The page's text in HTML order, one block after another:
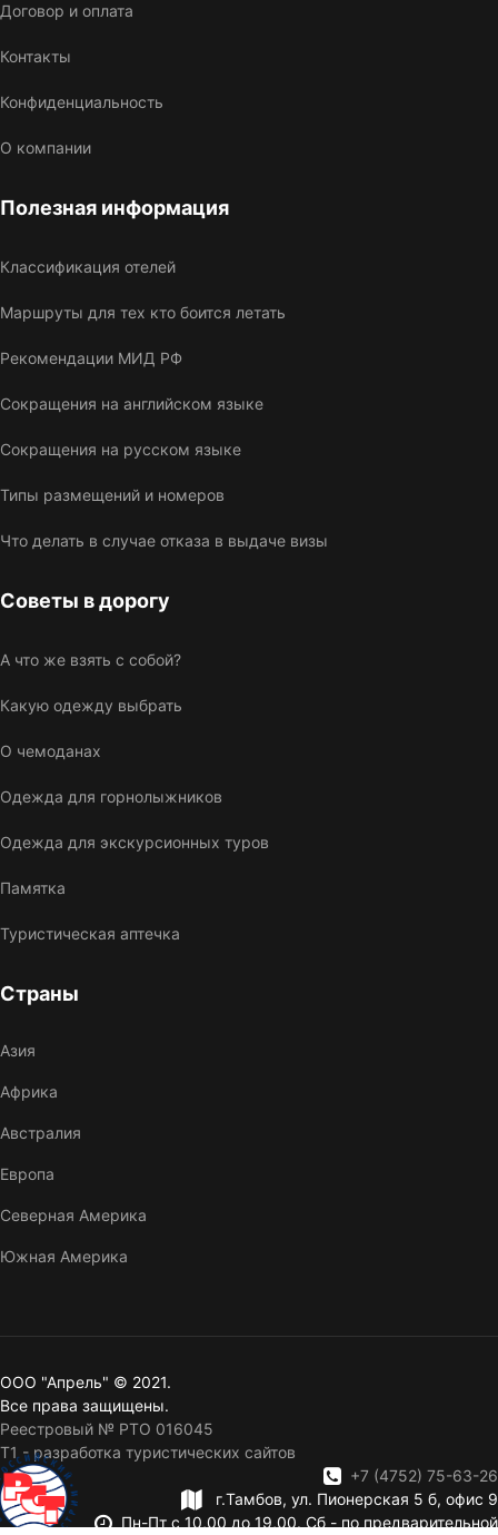
Договор и оплата
Контакты
Конфиденциальность
О компании
Полезная информация
Классификация отелей
Маршруты для тех кто боится летать
Рекомендации МИД РФ
Сокращения на английском языке
Сокращения на русском языке
Типы размещений и номеров
Что делать в случае отказа в выдаче визы
Советы в дорогу
А что же взять с собой?
Какую одежду выбрать
О чемоданах
Одежда для горнолыжников
Одежда для экскурсионных туров
Памятка
Туристическая аптечка
Страны
Азия
Африка
Австралия
Европа
Северная Америка
Южная Америка
ООО "Апрель" © 2021.
Все права защищены.
Реестровый № РТО 016045
T1 - разработка туристических сайтов
+7 (4752) 75-63-26
г.Тамбов, ул. Пионерская 5 б, офис 9
Пн-Пт с 10,00 до 19,00. Сб - по предварительной